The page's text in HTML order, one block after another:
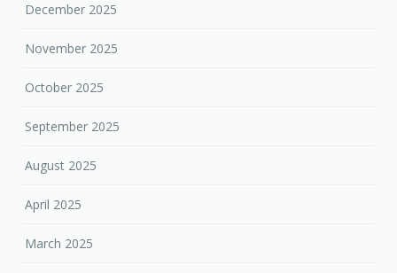
December 2025
November 2025
October 2025
September 2025
August 2025
April 2025
March 2025